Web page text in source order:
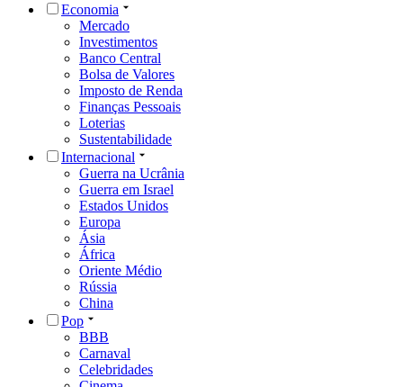
Economia
Mercado
Investimentos
Banco Central
Bolsa de Valores
Imposto de Renda
Finanças Pessoais
Loterias
Sustentabilidade
Internacional
Guerra na Ucrânia
Guerra em Israel
Estados Unidos
Europa
Ásia
África
Oriente Médio
Rússia
China
Pop
BBB
Carnaval
Celebridades